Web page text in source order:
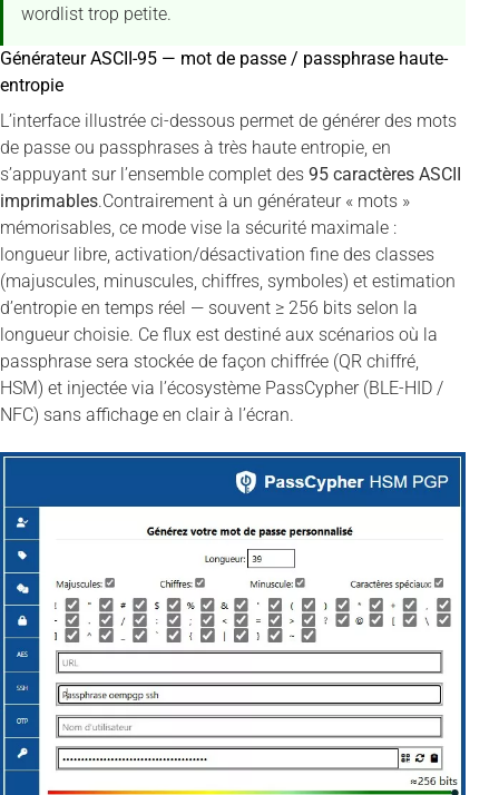
wordlist trop petite.
Générateur ASCII-95 — mot de passe / passphrase haute-
entropie
L’interface illustrée ci-dessous permet de générer des mots
de passe ou passphrases à très haute entropie, en
s’appuyant sur l’ensemble complet des 95 caractères ASCII
imprimables.Contrairement à un générateur « mots »
mémorisables, ce mode vise la sécurité maximale :
longueur libre, activation/désactivation fine des classes
(majuscules, minuscules, chiffres, symboles) et estimation
d’entropie en temps réel — souvent ≥ 256 bits selon la
longueur choisie. Ce flux est destiné aux scénarios où la
passphrase sera stockée de façon chiffrée (QR chiffré,
HSM) et injectée via l’écosystème PassCypher (BLE-HID /
NFC) sans affichage en clair à l’écran.